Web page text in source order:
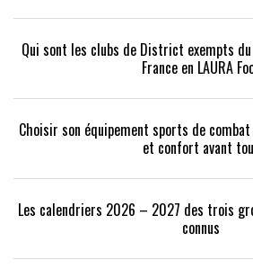
Qui sont les clubs de District exempts
France en LAURA
Choisir son équipement sports de
et confort avant
Les calendriers 2026 – 2027 des trois
connus